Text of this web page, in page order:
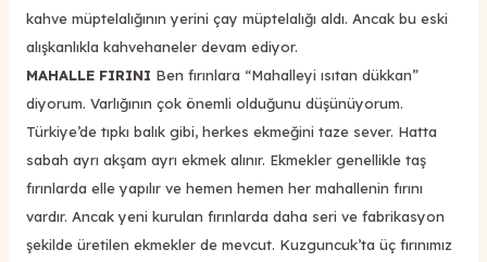
kahve müptelalığının yerini çay müptelalığı aldı. Ancak bu eski
alışkanlıkla kahvehaneler devam ediyor.
MAHALLE FIRINI Ben fırınlara “Mahalleyi ısıtan dükkan”
diyorum. Varlığının çok önemli olduğunu düşünüyorum.
Türkiye’de tıpkı balık gibi, herkes ekmeğini taze sever. Hatta
sabah ayrı akşam ayrı ekmek alınır. Ekmekler genellikle taş
fırınlarda elle yapılır ve hemen hemen her mahallenin fırını
vardır. Ancak yeni kurulan fırınlarda daha seri ve fabrikasyon
şekilde üretilen ekmekler de mevcut. Kuzguncuk’ta üç fırınımız